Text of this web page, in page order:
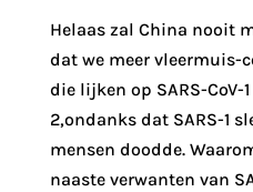
Helaas zal China nooit
dat we meer vleermuis-
die lijken op SARS-CoV-
2,ondanks dat SARS-1
mensen doodde.
naaste verwanten van